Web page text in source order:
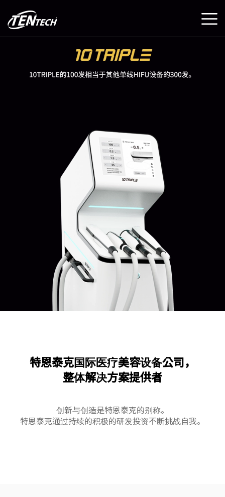
特恩泰克国际医疗美容设备公司，
整体解决方案提供者
创新与创造是特恩泰克的别称。
特恩泰克通过持续的积极的研发投资不断挑战自我。